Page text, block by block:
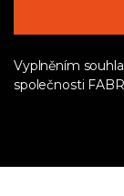
Vyplněním
společnosti